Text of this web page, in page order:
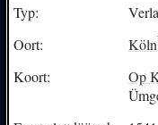
Typ:
Oort:
Köln
Koort:
Op